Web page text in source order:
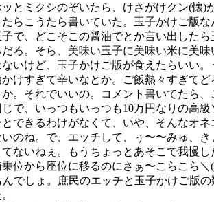
とミクシのぞいたら、けさがけクン(懐)
らこうたら書いていた。玉子かけご版な
で、どこそこの醤油でとか言い出したら
ろ。そら、美味い玉子に美味い米に美味
いけど、玉子かけご版が食えたらいい。
けすぎて辛いなとか。ご飯熱々すぎてど
。それでいいの。コメント書いてたら、
で、いっつもいっつも10万円なりの高級
できるわけがなくて、いや、そんなオネ
のね。で、エッチして、ぅ〜〜みゅ、き
ないねぇ。もうちょっとあそこで我慢し
位から座位に移るのにさぁ〜こらこら＼
んでしょ。庶民のエッチと玉子かけご版の